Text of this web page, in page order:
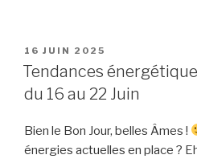
plus
à
ses
PUBLIÉ
LE
16 JUIN 2025
Tendances
du 16 au 22 Juin
Bien le Bon Jour, belles Âmes !
énergies actuelles en place ?